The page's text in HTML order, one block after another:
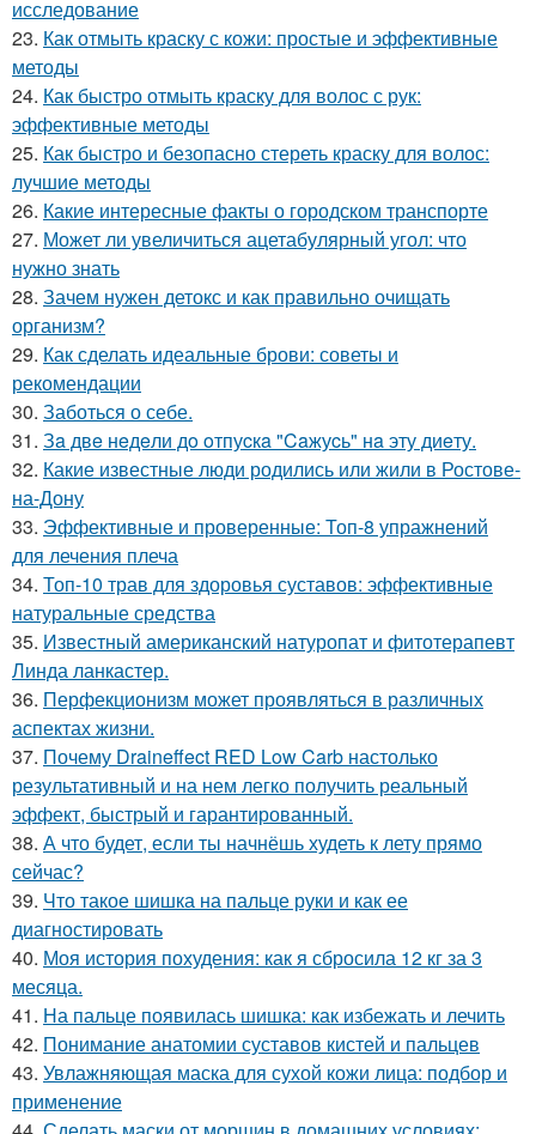
исследование
23. Как отмыть краску с кожи: простые и эффективные
методы
24. Как быстро отмыть краску для волос с рук:
эффективные методы
25. Как быстро и безопасно стереть краску для волос:
лучшие методы
26. Какие интересные факты о городском транспорте
27. Может ли увеличиться ацетабулярный угол: что
нужно знать
28. Зачем нужен детокс и как правильно очищать
организм?
29. Как сделать идеальные брови: советы и
рекомендации
30. Заботься о себе.
31. Зa двe нeдeли дo oтпуcкa "Caжуcь" нa эту диeту.
32. Какие известные люди родились или жили в Ростове-
на-Дону
33. Эффективные и проверенные: Топ-8 упражнений
для лечения плеча
34. Топ-10 трав для здоровья суставов: эффективные
натуральные средства
35. Известный американский натуропат и фитотерапевт
Линда ланкастер.
36. Перфекционизм может проявляться в различных
аспектах жизни.
37. Почему Draineffect RED Low Carb настолько
результативный и на нем легко получить реальный
эффект, быстрый и гарантированный.
38. А что будет, если ты начнёшь худеть к лету прямо
сейчас?
39. Что такое шишка на пальце руки и как ее
диагностировать
40. Моя история похудения: как я сбросила 12 кг за 3
месяца.
41. На пальце появилась шишка: как избежать и лечить
42. Понимание анатомии суставов кистей и пальцев
43. Увлажняющая маска для сухой кожи лица: подбор и
применение